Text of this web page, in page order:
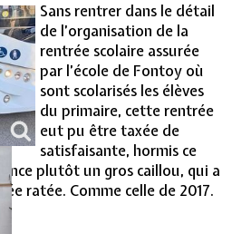
Sans rentrer dans le détail
de l’organisation de la
rentrée scolaire assurée
par l’école de Fontoy où
sont scolarisés les élèves
du primaire, cette rentrée
eut pu être taxée de
satisfaisante, hormis ce
plutôt un gros caillou, qui a
ratée. Comme celle de 2017.